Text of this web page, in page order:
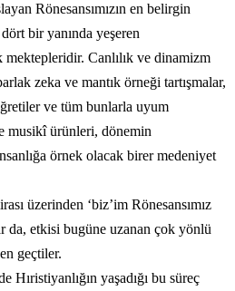
Rönesansımızın en belirgin
bir yanında yeşeren
Canlılık ve dinamizm
zeka ve mantık örneği tartışmalar,
ve tüm bunlarla uyum
musikî ürünleri, dönemin
örnek olacak birer medeniyet
üzerinden ‘biz’im Rönesansımız
da, etkisi bugüne uzanan çok yönlü
geçtiler.
Hıristiyanlığın yaşadığı bu süreç